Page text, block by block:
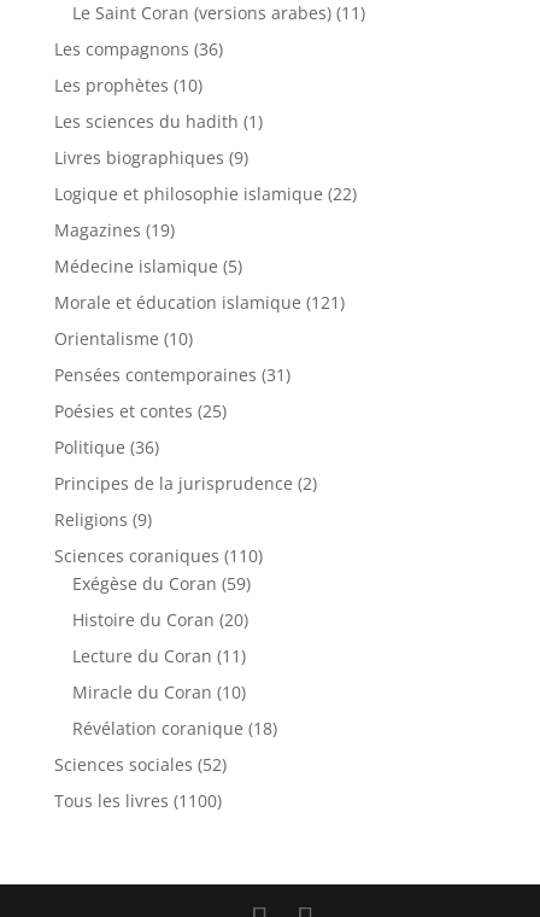
Le Saint Coran (versions arabes) (11)
Les compagnons (36)
Les prophètes (10)
Les sciences du hadith (1)
Livres biographiques (9)
Logique et philosophie islamique (22)
Magazines (19)
Médecine islamique (5)
Morale et éducation islamique (121)
Orientalisme (10)
Pensées contemporaines (31)
Poésies et contes (25)
Politique (36)
Principes de la jurisprudence (2)
Religions (9)
Sciences coraniques (110)
Exégèse du Coran (59)
Histoire du Coran (20)
Lecture du Coran (11)
Miracle du Coran (10)
Révélation coranique (18)
Sciences sociales (52)
Tous les livres (1100)